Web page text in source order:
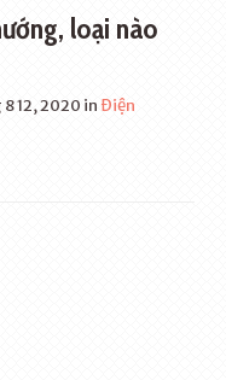
loại nào
12, 2020 in Điện